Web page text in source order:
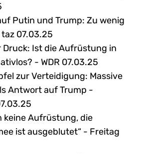
Putin und Trump: Zu wenig
07.03.25
Druck: Ist die Aufrüstung in
- WDR 07.03.25
zur Verteidigung: Massive
Antwort auf Trump -
keine Aufrüstung, die
ist ausgeblutet“ - Freitag